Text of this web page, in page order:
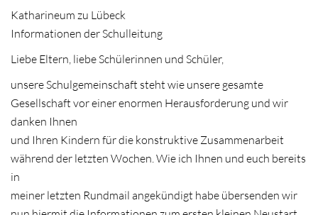
Katharineum zu Lübeck
Informationen der Schulleitung
Liebe Eltern, liebe Schülerinnen und Schüler,
unsere Schulgemeinschaft steht wie unsere gesamte
Gesellschaft vor einer enormen Herausforderung und wir
danken Ihnen
und Ihren Kindern für die konstruktive Zusammenarbeit
während der letzten Wochen. Wie ich Ihnen und euch bereits
in
meiner letzten Rundmail angekündigt habe übersenden wir